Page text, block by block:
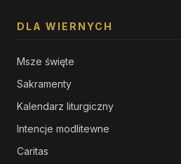
DLA WIERNYCH
Msze święte
Sakramenty
Kalendarz liturgiczny
Intencje modlitewne
Caritas